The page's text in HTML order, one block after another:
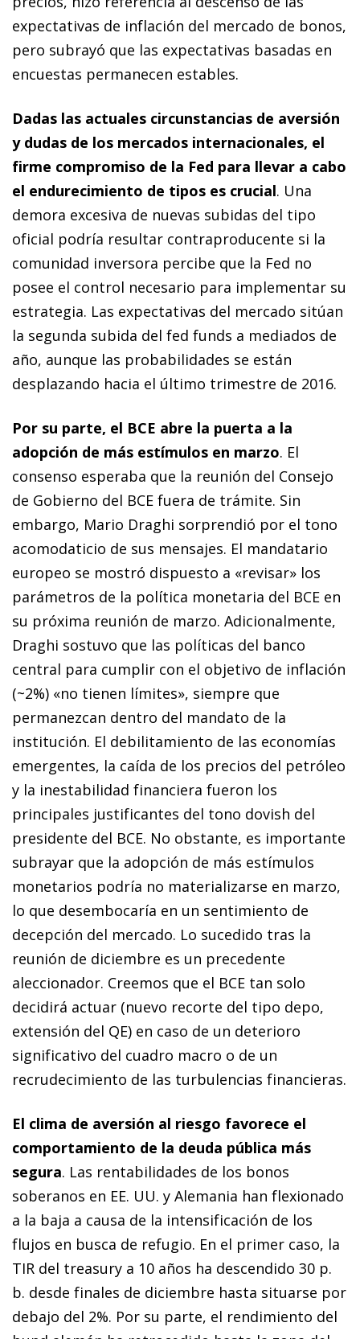
expectativas de inflación del mercado de bonos,
pero subrayó que las expectativas basadas en
encuestas permanecen estables.
Dadas las actuales circunstancias de aversión
y dudas de los mercados internacionales, el
firme compromiso de la Fed para llevar a cabo
el endurecimiento de tipos es crucial. Una
demora excesiva de nuevas subidas del tipo
oficial podría resultar contraproducente si la
comunidad inversora percibe que la Fed no
posee el control necesario para implementar su
estrategia. Las expectativas del mercado sitúan
la segunda subida del fed funds a mediados de
año, aunque las probabilidades se están
desplazando hacia el último trimestre de 2016.
Por su parte, el BCE abre la puerta a la
adopción de más estímulos en marzo. El
consenso esperaba que la reunión del Consejo
de Gobierno del BCE fuera de trámite. Sin
embargo, Mario Draghi sorprendió por el tono
acomodaticio de sus mensajes. El mandatario
europeo se mostró dispuesto a «revisar» los
parámetros de la política monetaria del BCE en
su próxima reunión de marzo. Adicionalmente,
Draghi sostuvo que las políticas del banco
central para cumplir con el objetivo de inflación
(~2%) «no tienen límites», siempre que
permanezcan dentro del mandato de la
institución. El debilitamiento de las economías
emergentes, la caída de los precios del petróleo
y la inestabilidad financiera fueron los
principales justificantes del tono dovish del
presidente del BCE. No obstante, es importante
subrayar que la adopción de más estímulos
monetarios podría no materializarse en marzo,
lo que desembocaría en un sentimiento de
decepción del mercado. Lo sucedido tras la
reunión de diciembre es un precedente
aleccionador. Creemos que el BCE tan solo
decidirá actuar (nuevo recorte del tipo depo,
extensión del QE) en caso de un deterioro
significativo del cuadro macro o de un
recrudecimiento de las turbulencias financieras.
El clima de aversión al riesgo favorece el
comportamiento de la deuda pública más
segura. Las rentabilidades de los bonos
soberanos en EE. UU. y Alemania han flexionado
a la baja a causa de la intensificación de los
flujos en busca de refugio. En el primer caso, la
TIR del treasury a 10 años ha descendido 30 p.
b. desde finales de diciembre hasta situarse por
debajo del 2%. Por su parte, el rendimiento del